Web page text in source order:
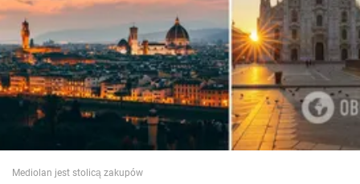
Społeczeństwo
Wojna na Ukrainie
Świat
Jedzenie
Mediolan jest stolicą zakupów